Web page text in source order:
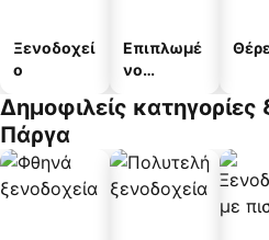
Ξενοδοχεί
ο
Επιπλωμέ
νο
α
Δημοφιλείς
Πάργα